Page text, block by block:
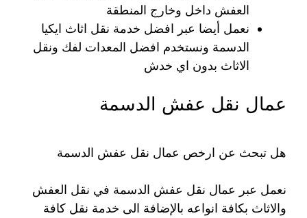
العفش داخل وخارج المنطقة
نعمل أيضا عبر افضل خدمة نقل اثاث ايكيا
الدسمة ونستخدم افضل المعدات لفك ونقل
الاثاث بدون اي خدش
عمال نقل عفش الدسمة
هل تبحث عن ارخص عمال نقل عفش الدسمة
نعمل عبر عمال نقل عفش الدسمة في نقل العفش
والاثاث بكافة انواعه بالإضافة الى خدمة نقل كافة